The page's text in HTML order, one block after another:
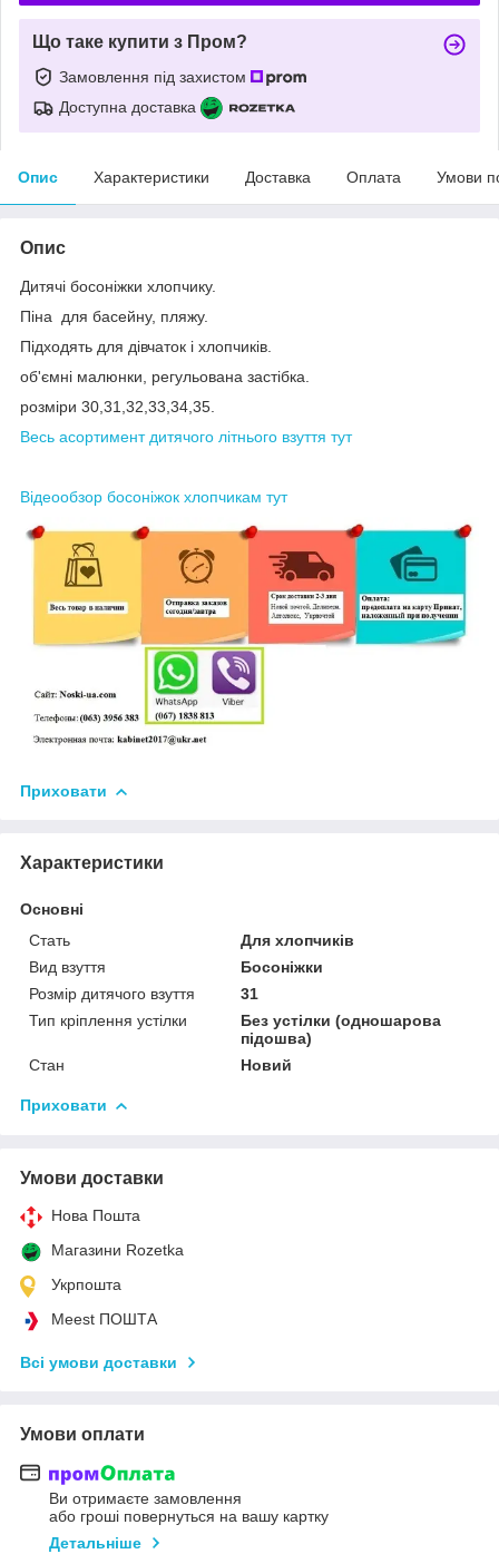
Що таке купити з Пром?
Замовлення під захистом
Доступна доставка
Опис Характеристики Доставка Оплата Умови
Опис
Дитячі босоніжки хлопчику.
Піна для басейну, пляжу.
Підходять для дівчаток і хлопчиків.
об'ємні малюнки, регульована застібка.
розміри 30,31,32,33,34,35.
Весь асортимент дитячого літнього взуття тут
Відеообзор босоніжок хлопчикам тут
Приховати
Характеристики
Основні
Стать
Для хлопчиків
Вид взуття
Босоніжки
Розмір дитячого взуття
31
Тип кріплення устілки
Без устілки (одношарова
підошва)
Стан
Новий
Приховати
Умови доставки
Нова Пошта
Магазини Rozetka
Укрпошта
Meest ПОШТА
Всі умови доставки
Умови оплати
Ви отримаєте замовлення
або гроші повернуться на вашу картку
Детальніше